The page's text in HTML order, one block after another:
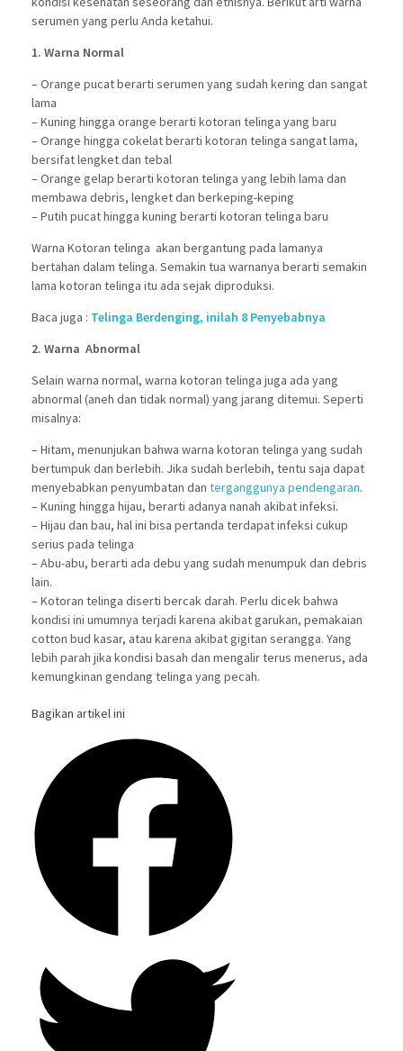
serumen yang perlu Anda ketahui.
1. Warna Normal
– Orange pucat berarti serumen yang sudah kering dan sangat
lama
– Kuning hingga orange berarti kotoran telinga yang baru
– Orange hingga cokelat berarti kotoran telinga sangat lama,
bersifat lengket dan tebal
– Orange gelap berarti kotoran telinga yang lebih lama dan
membawa debris, lengket dan berkeping-keping
– Putih pucat hingga kuning berarti kotoran telinga baru
Warna Kotoran telinga akan bergantung pada lamanya
bertahan dalam telinga. Semakin tua warnanya berarti semakin
lama kotoran telinga itu ada sejak diproduksi.
Baca juga : Telinga Berdenging, inilah 8 Penyebabnya
2. Warna Abnormal
Selain warna normal, warna kotoran telinga juga ada yang
abnormal (aneh dan tidak normal) yang jarang ditemui. Seperti
misalnya:
– Hitam, menunjukan bahwa warna kotoran telinga yang sudah
bertumpuk dan berlebih. Jika sudah berlebih, tentu saja dapat
menyebabkan penyumbatan dan terganggunya pendengaran.
– Kuning hingga hijau, berarti adanya nanah akibat infeksi.
– Hijau dan bau, hal ini bisa pertanda terdapat infeksi cukup
serius pada telinga
– Abu-abu, berarti ada debu yang sudah menumpuk dan debris
lain.
– Kotoran telinga diserti bercak darah. Perlu dicek bahwa
kondisi ini umumnya terjadi karena akibat garukan, pemakaian
cotton bud kasar, atau karena akibat gigitan serangga. Yang
lebih parah jika kondisi basah dan mengalir terus menerus, ada
kemungkinan gendang telinga yang pecah.
Bagikan artikel ini